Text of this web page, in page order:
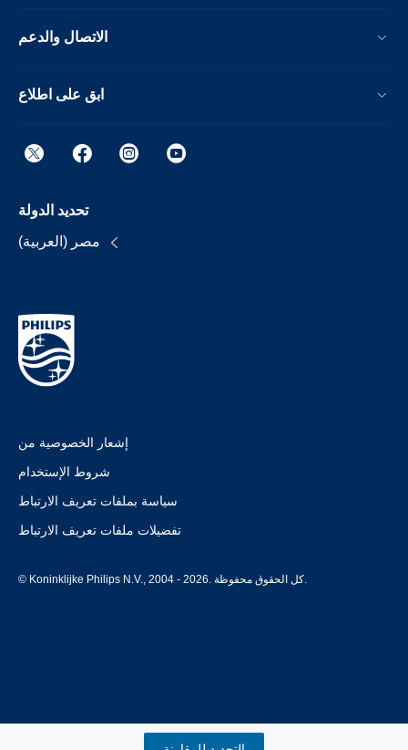
الاتصال والدعم
ابق على اطلاع
تحديد الدولة
إشعار الخصوصية من
شروط الإستخدام
سياسة بملفات تعريف الارتباط
تفضيلات ملفات تعريف الارتباط
© Koninklijke Philips N.V., 2004 - 2026. كل الحقوق محفوظة.